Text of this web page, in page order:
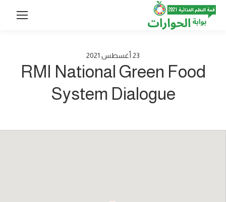
23 أغسطس 2021
RMI National Green Food
System Dialogue